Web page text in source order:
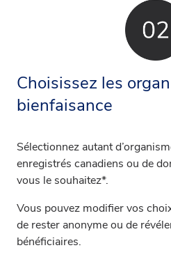
Choisissez les
bienfaisance
Sélectionnez autant
enregistrés canadiens ou de
vous le souhaitez*.
Vous pouvez modifier vos
de rester anonyme ou de
bénéficiaires.